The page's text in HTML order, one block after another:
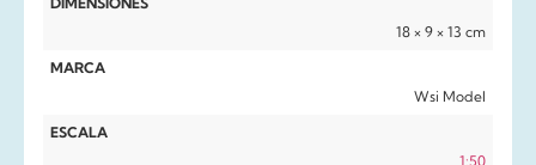
18 × 9 × 13 cm
MARCA
Wsi Model
ESCALA
1:50